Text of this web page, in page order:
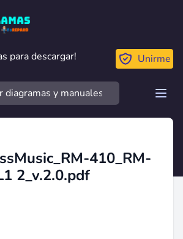
para descargar!
para descargar! Unirme
410_RM-
2_v.2.0.pdf